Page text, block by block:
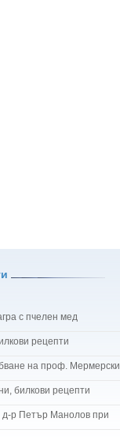
с пчелен мед
рецепти
на проф. Мермерски
билкови рецепти
д-р Петър Манолов при